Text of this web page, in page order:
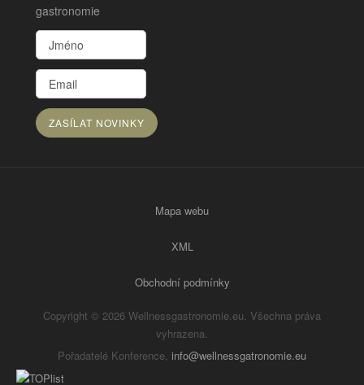
gastronomie
Mapa webu
XML
Obchodní podmínky
Copyright © 2026 Wellnessgastronomie.eu. Všechna práva
vyhrazena.
Pořadatelé Konference, info@wellnessgatronomie.eu